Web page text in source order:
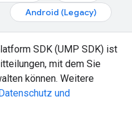
Android (Legacy)
SDK (UMP SDK) ist
mit dem Sie
können. Weitere
und